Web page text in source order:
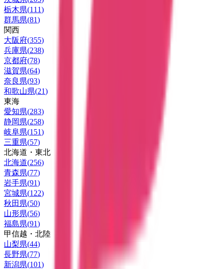
栃木県(111)
群馬県(81)
関西
大阪府(355)
兵庫県(238)
京都府(78)
滋賀県(64)
奈良県(93)
和歌山県(21)
東海
愛知県(283)
静岡県(258)
岐阜県(151)
三重県(57)
北海道・東北
北海道(256)
青森県(77)
岩手県(91)
宮城県(122)
秋田県(50)
山形県(56)
福島県(91)
甲信越・北陸
山梨県(44)
長野県(77)
新潟県(101)